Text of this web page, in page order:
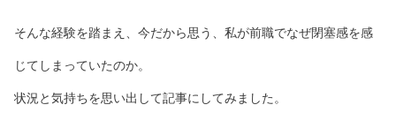
そんな経験を踏まえ、今だから思う、私が前職でなぜ閉塞感を感
じてしまっていたのか。
状況と気持ちを思い出して記事にしてみました。